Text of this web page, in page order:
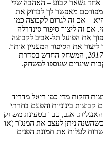
אחד נשאר קבוע – האהבה שלי
מאפשר לך לבדוק את
– אם זה לגרום לקבוצה כמו
אם זה ליצור סיפור סינדרלה
את הפועל תל-אביב לקבוצה
את הסיפור המעניין אותך.
, המשחק החדש בסדרת
שינויים שנוספו למשחק.
חזקות מדי כמו ריאל מדריד
בינוניות והפעם בחרתי
אגב, כבר בטעינת משחק
ניתן לעצב את המנג'ר (או
לעלות את תמונת הפנים